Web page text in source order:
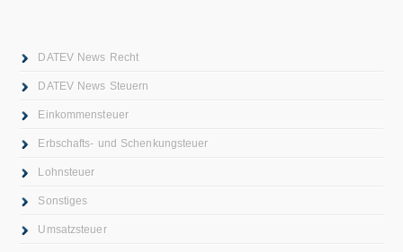
DATEV News Recht
DATEV News Steuern
Einkommensteuer
Erbschafts- und Schenkungsteuer
Lohnsteuer
Sonstiges
Umsatzsteuer